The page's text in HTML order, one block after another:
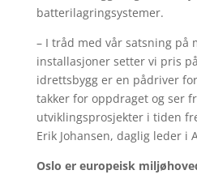
batterilagringsystemer.
– I tråd med vår satsning på
installasjoner setter vi pris
idrettsbygg er en pådriver
takker for oppdraget og ser
utviklingsprosjekter i tiden
Erik Johansen, daglig leder i
Oslo er europeisk